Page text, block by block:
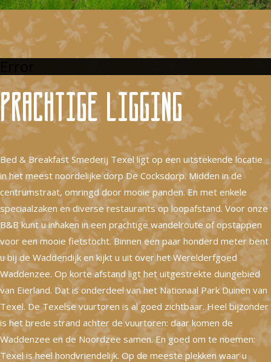
Prachtige ligging
Bed & Breakfast Smederij Texel ligt op een uitstekende locatie
in het meest noordelijke dorp De Cocksdorp. Midden in de
centrumstraat, omringd door mooie panden. En met enkele
speciaalzaken en diverse restaurants op loopafstand. Voor onze
B&B kunt u inhaken in een prachtige wandelroute of opstappen
voor een mooie fietstocht. Binnen een paar honderd meter bent
u bij de Waddendijk en kijkt u uit over het Werelderfgoed
Waddenzee. Op korte afstand ligt het uitgestrekte duingebied
van Eierland. Dat is onderdeel van het Nationaal Park Duinen van
Texel. De Texelse vuurtoren is al goed zichtbaar. Heel bijzonder
is het brede strand achter de vuurtoren: daar komen de
Waddenzee en de Noordzee samen. En goed om te noemen:
Texel is heel hondvriendelijk. Op de meeste plekken waar u